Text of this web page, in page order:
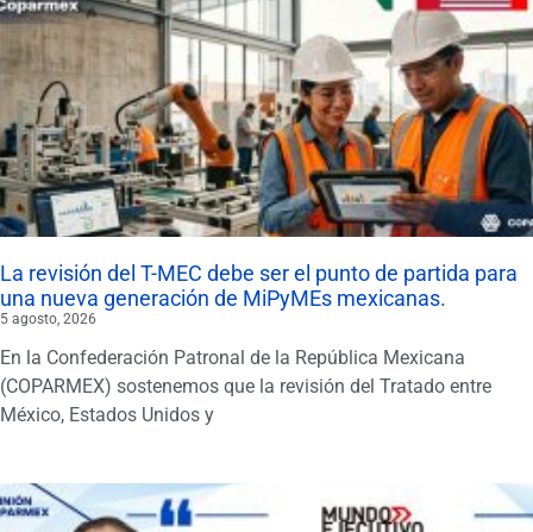
La revisión del T-MEC debe ser el punto de partida para
una nueva generación de MiPyMEs mexicanas.
5 agosto, 2026
En la Confederación Patronal de la República Mexicana
(COPARMEX) sostenemos que la revisión del Tratado entre
México, Estados Unidos y